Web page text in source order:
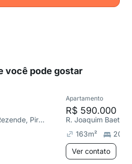
você pode gostar
R. Américo Campolina Rezende, Pirajá
Apartamento
R$ 590.000
R. Joaquim Baeta
163m²
20
Ver contato